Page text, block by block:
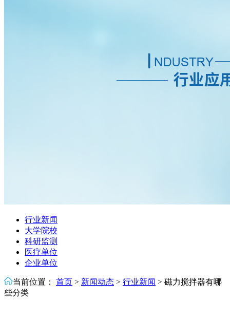
行业新闻
大学院校
科研监测
医疗单位
企业单位
当前位置： 首页 > 新闻动态 > 行业新闻 > 磁力搅拌器有哪
些分类